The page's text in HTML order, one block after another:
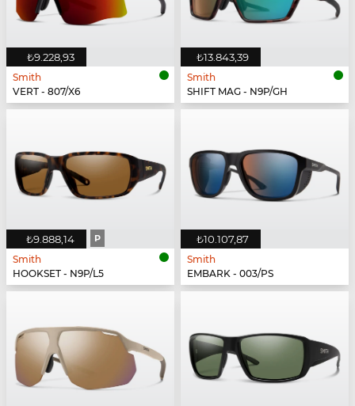
₺9.228,93
Smith
VERT - 807/X6
₺13.843,39
Smith
SHIFT MAG - N9P/GH
₺9.888,14 P
Smith
HOOKSET - N9P/L5
₺10.107,87
Smith
EMBARK - 003/PS